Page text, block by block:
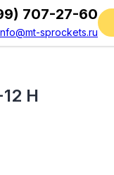
707-27-60
sprockets.ru
H